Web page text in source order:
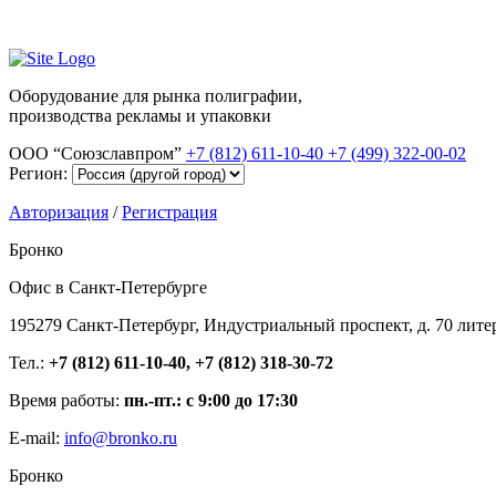
Оборудование для рынка полиграфии,
производства рекламы и упаковки
ООО “Союзславпром” +7 (812) 611-10-40 +7 (499) 322-00-02
Регион:
Авторизация /Регистрация
Бронко
Офис в Санкт-Петербурге
195279 Санкт-Петербург, Индустриальный проспект, д. 70
Тел.: +7 (812) 611-10-40, +7 (812) 318-30-72
Время работы: пн.-пт.: с 9:00 до 17:30
E-mail: info@bronko.ru
Бронко